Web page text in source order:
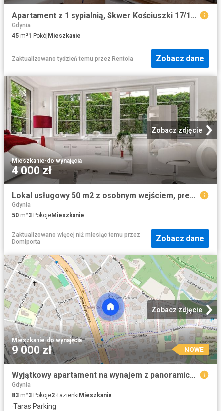
Apartament z 1 sypialnią, Skwer Kościuszki 17/19C
Gdynia
45 m²1 PokójMieszkanie
Zaktualizowano tydzień temu przez Rentola Zobacz dane
Zobacz zdjęcie
Mieszkanie·do wynajęcia
4 000 zł
Lokal usługowy 50 m2 z osobnym wejściem, prestiżowa lokalizacja
Gdynia
50 m²3 PokojeMieszkanie
Zaktualizowano więcej niż miesiąc temu przez
Domiporta
Zobacz dane
Zobacz zdjęcie
Mieszkanie·do wynajęcia
9 000 zł NOWE
Wyjątkowy apartament na wynajem z panoramicznym wi
Gdynia
83 m²3 Pokoje2 Łazienki Mieszkanie
·Taras·Parking